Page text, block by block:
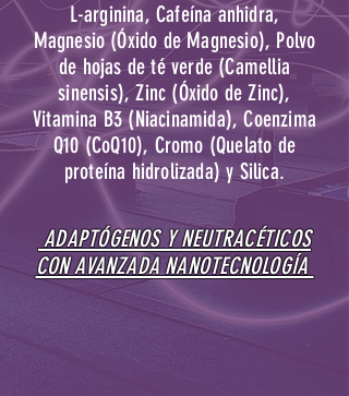
L-arginina, Cafeína anhidra,
Magnesio (Óxido de Magnesio), Polvo
de hojas de té verde (Camellia
sinensis), Zinc (Óxido de Zinc),
Vitamina B3 (Niacinamida), Coenzima
Q10 (CoQ10), Cromo (Quelato de
proteína hidrolizada) y Silica.
ADAPTÓGENOS Y NEUTRACÉTICOS
CON AVANZADA NANOTECNOLOGÍA